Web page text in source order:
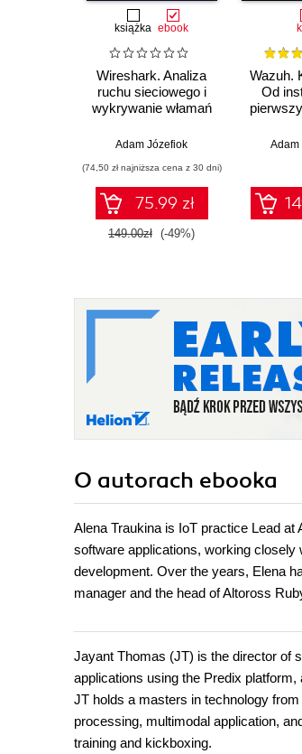
książka ebook
Wireshark. Analiza
ruchu sieciowego i
wykrywanie włamań
Adam Józefiok
(74,50 zł najniższa cena z 30 dni)
75.99 zł
149.00zł (-49%)
Wazuh.
Od
Adam
O autorach ebooka
Alena Traukina is IoT practice Lead
software applications, working
development. Over the years, Elena
manager and the head of Altoross
Jayant Thomas (JT) is the director of
applications using the Predix
JT holds a masters in technology
processing, multimodal application,
training and kickboxing.